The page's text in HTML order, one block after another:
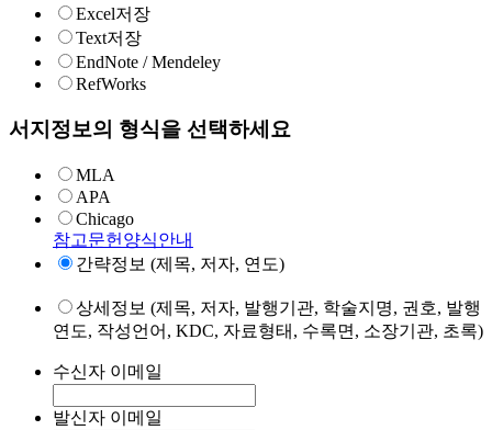
Excel저장
Text저장
EndNote / Mendeley
RefWorks
서지정보의 형식을 선택하세요
MLA
APA
Chicago
참고문헌양식안내
간략정보 (제목, 저자, 연도)
상세정보 (제목, 저자, 발행기관, 학술지명, 권호, 발행
연도, 작성언어, KDC, 자료형태, 수록면, 소장기관, 초록)
수신자 이메일
발신자 이메일